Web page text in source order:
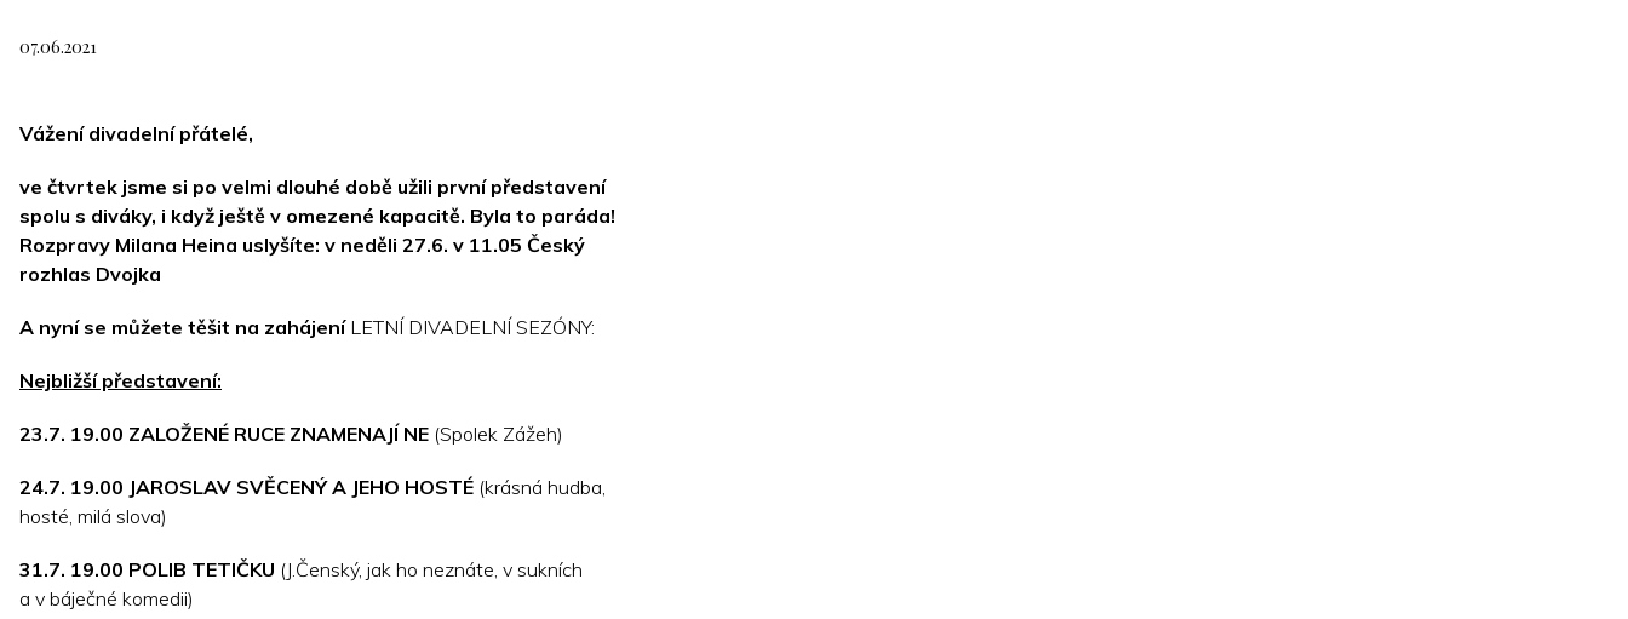
07.06.2021
Vážení divadelní přátelé,
ve čtvrtek jsme si po velmi dlouhé době užili první představení
spolu s diváky, i když ještě v omezené kapacitě. Byla to paráda!
Rozpravy Milana Heina uslyšíte: v neděli 27.6. v 11.05 Český
rozhlas Dvojka
A nyní se můžete těšit na zahájení LETNÍ DIVADELNÍ SEZÓNY:
Nejbližší představení:
23.7. 19.00 ZALOŽENÉ RUCE ZNAMENAJÍ NE (Spolek Zážeh)
24.7. 19.00 JAROSLAV SVĚCENÝ A JEHO HOSTÉ (krásná hudba,
hosté, milá slova)
31.7. 19.00 POLIB TETIČKU (J.Čenský, jak ho neznáte, v sukních
a v báječné komedii)